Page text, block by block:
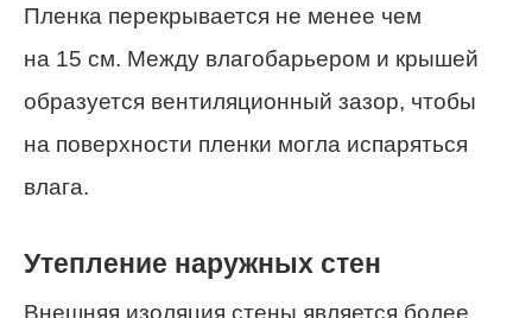
Пленка перекрывается не менее чем
на 15 см. Между влагобарьером и крышей
образуется вентиляционный зазор, чтобы
на поверхности пленки могла испаряться
влага.
Утепление наружных стен